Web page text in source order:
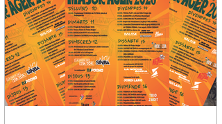
dies, el municipi es convertirà en un espai de trobada entre
veïns i visitants, amb propostes pensades per fomentar la
participació i mantenir viu l’esperit festiu del poble. La